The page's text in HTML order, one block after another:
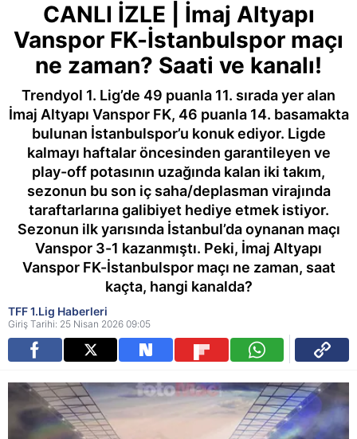
CANLI İZLE | İmaj Altyapı
Vanspor FK-İstanbulspor maçı
ne zaman? Saati ve kanalı!
Trendyol 1. Lig’de 49 puanla 11. sırada yer alan
İmaj Altyapı Vanspor FK, 46 puanla 14. basamakta
bulunan İstanbulspor’u konuk ediyor. Ligde
kalmayı haftalar öncesinden garantileyen ve
play-off potasının uzağında kalan iki takım,
sezonun bu son iç saha/deplasman virajında
taraftarlarına galibiyet hediye etmek istiyor.
Sezonun ilk yarısında İstanbul’da oynanan maçı
Vanspor 3-1 kazanmıştı. Peki, İmaj Altyapı
Vanspor FK-İstanbulspor maçı ne zaman, saat
kaçta, hangi kanalda?
TFF 1.Lig Haberleri
Giriş Tarihi: 25 Nisan 2026 09:05